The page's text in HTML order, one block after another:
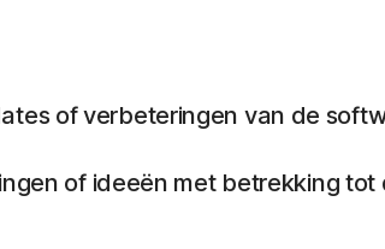
of verbeteringen van de
of ideeën met betrekking tot